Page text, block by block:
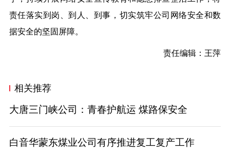
责任落实到岗、到人、到事，切实筑牢公司网络安全和数
据安全的坚固屏障。
责任编辑：王萍
相关推荐
大唐三门峡公司：青春护航运 煤路保安全
白音华蒙东煤业公司有序推进复工复产工作